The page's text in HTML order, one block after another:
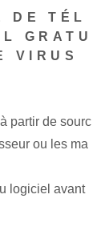
DE TÉL
GRATU
VIRUS
partir de sourc
ou les ma
logiciel avant